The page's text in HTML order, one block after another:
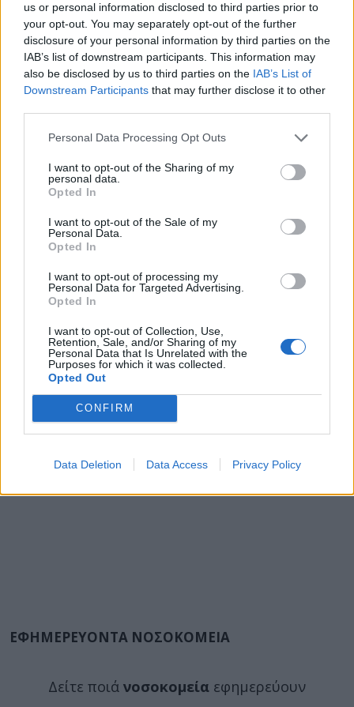
us or personal information disclosed to third parties prior to
your opt-out. You may separately opt-out of the further
disclosure of your personal information by third parties on the
IAB’s list of downstream participants. This information may
also be disclosed by us to third parties on the IAB’s List of
Downstream Participants that may further disclose it to other
Personal Data Processing Opt Outs
I want to opt-out of the Sharing of my
personal data.
Opted In
I want to opt-out of the Sale of my
Personal Data.
Opted In
I want to opt-out of processing my
Personal Data for Targeted Advertising.
Opted In
I want to opt-out of Collection, Use,
Retention, Sale, and/or Sharing of my
Personal Data that Is Unrelated with the
Purposes for which it was collected.
Opted Out
CONFIRM
Data Deletion Data Access Privacy Policy
ΕΦΗΜΕΡΕΥΟΝΤΑ ΝΟΣΟΚΟΜΕΙΑ
Δείτε ποιά νοσοκομεία εφημερεύουν